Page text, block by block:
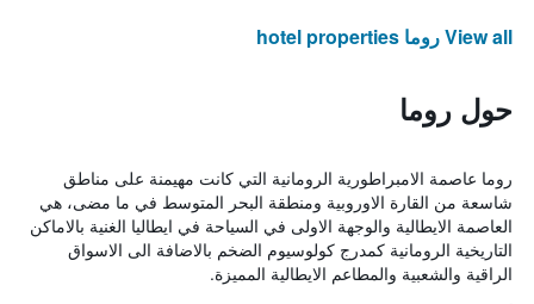
View all روما hotel properties
حول روما
روما عاصمة الامبراطورية الرومانية التي كانت مهيمنة على مناطق
شاسعة من القارة الاوروبية ومنطقة البحر المتوسط في ما مضى، هي
العاصمة الايطالية والوجهة الاولى في السياحة في ايطاليا الغنية بالاماكن
التاريخية الرومانية كمدرج كولوسيوم الضخم بالاضافة الى الاسواق
الراقية والشعبية والمطاعم الايطالية المميزة.